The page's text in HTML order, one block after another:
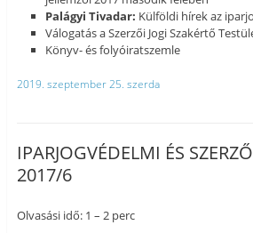
Palágyi Tivadar: Külföldi hírek az
Válogatás a Szerzői Jogi Szakértő
Könyv- és folyóiratszemle
2019. szeptember 25. szerda
IPARJOGVÉDELMI ÉS
2017/6
Olvasási idő: 1 – 2 perc